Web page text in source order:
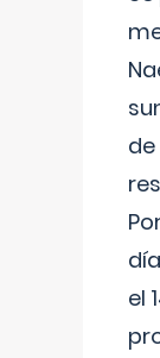
el